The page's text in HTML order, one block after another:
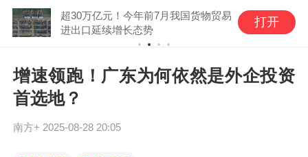
超30万亿元！今年前7月我国货物贸易
进出口延续增长态势
打开
增速领跑！广东为何依然是外企投资
首选地？
南方+ 2025-08-28 20:05